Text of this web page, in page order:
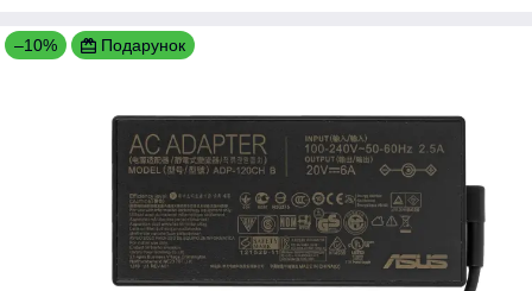
–10% Подарунок